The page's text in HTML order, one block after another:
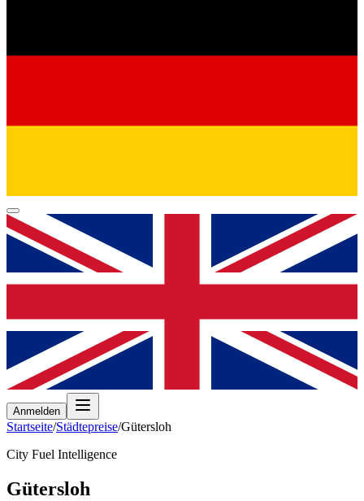
Anmelden
Startseite/Städtepreise/Gütersloh
City Fuel Intelligence
Gütersloh